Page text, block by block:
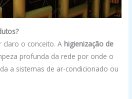
claro o conceito. A higienização de
profunda da rede por onde o
a sistemas de ar-condicionado ou